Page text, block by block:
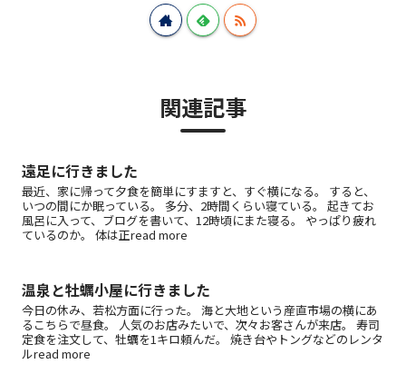
関連記事
遠足に行きました
最近、家に帰って夕食を簡単にすますと、すぐ横になる。 すると、
いつの間にか眠っている。 多分、2時間くらい寝ている。 起きてお
風呂に入って、ブログを書いて、12時頃にまた寝る。 やっぱり疲れ
ているのか。 体は正read more
温泉と牡蠣小屋に行きました
今日の休み、若松方面に行った。 海と大地という産直市場の横にあ
るこちらで昼食。 人気のお店みたいで、次々お客さんが来店。 寿司
定食を注文して、牡蠣を1キロ頼んだ。 焼き台やトングなどのレンタ
ルread more